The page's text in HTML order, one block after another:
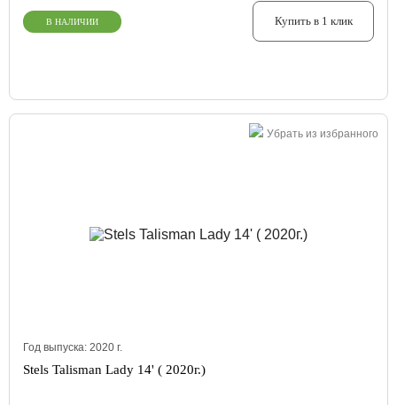
В НАЛИЧИИ Купить в 1 клик
Убрать из избранного
Год выпуска: 2020 г.
Stels Talisman Lady 14' ( 2020г.)